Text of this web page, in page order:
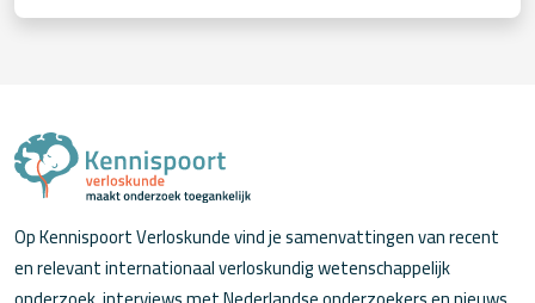
Op Kennispoort Verloskunde vind je samenvattingen van recent
en relevant internationaal verloskundig wetenschappelijk